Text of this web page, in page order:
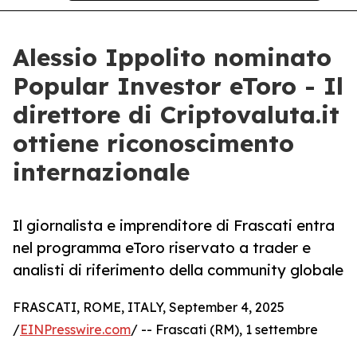
Alessio Ippolito nominato
Popular Investor eToro - Il
direttore di Criptovaluta.it
ottiene riconoscimento
internazionale
Il giornalista e imprenditore di Frascati entra
nel programma eToro riservato a trader e
analisti di riferimento della community globale
FRASCATI, ROME, ITALY, September 4, 2025
/EINPresswire.com/ -- Frascati (RM), 1 settembre